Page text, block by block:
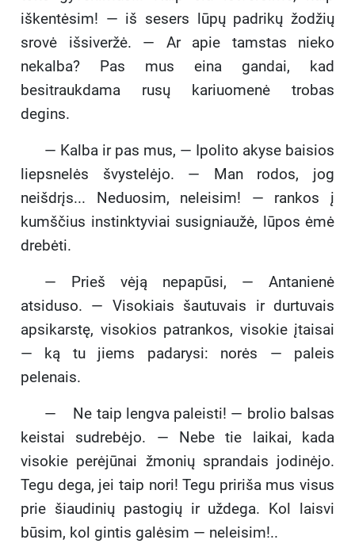
iškentėsim! — iš sesers lūpų padrikų žodžių
srovė išsiveržė. — Ar apie tamstas nieko
nekalba? Pas mus eina gandai, kad
besitraukdama rusų kariuomenė trobas
degins.
— Kalba ir pas mus, — Ipolito akyse baisios
liepsnelės švystelėjo. — Man rodos, jog
neišdrįs... Neduosim, neleisim! — rankos į
kumščius instinktyviai susigniaužė, lūpos ėmė
drebėti.
— Prieš vėją nepapūsi, — Antanienė
atsiduso. — Visokiais šautuvais ir durtuvais
apsikarstę, visokios patrankos, visokie įtaisai
— ką tu jiems padarysi: norės — paleis
pelenais.
— Ne taip lengva paleisti! — brolio balsas
keistai sudrebėjo. — Nebe tie laikai, kada
visokie perėjūnai žmonių sprandais jodinėjo.
Tegu dega, jei taip nori! Tegu pririša mus visus
prie šiaudinių pastogių ir uždega. Kol laisvi
būsim, kol gintis galėsim — neleisim!..